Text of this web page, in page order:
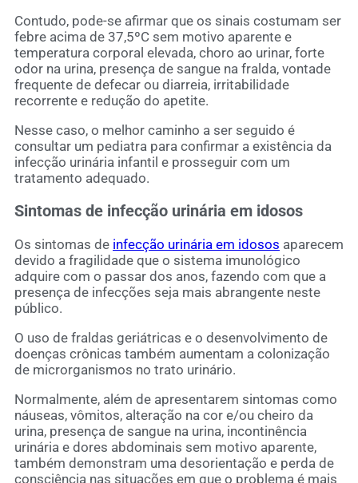
Contudo, pode-se afirmar que os sinais costumam ser
febre acima de 37,5ºC sem motivo aparente e
temperatura corporal elevada, choro ao urinar, forte
odor na urina, presença de sangue na fralda, vontade
frequente de defecar ou diarreia, irritabilidade
recorrente e redução do apetite.
Nesse caso, o melhor caminho a ser seguido é
consultar um pediatra para confirmar a existência da
infecção urinária infantil e prosseguir com um
tratamento adequado.
Sintomas de infecção urinária em idosos
Os sintomas de infecção urinária em idosos aparecem
devido a fragilidade que o sistema imunológico
adquire com o passar dos anos, fazendo com que a
presença de infecções seja mais abrangente neste
público.
O uso de fraldas geriátricas e o desenvolvimento de
doenças crônicas também aumentam a colonização
de microrganismos no trato urinário.
Normalmente, além de apresentarem sintomas como
náuseas, vômitos, alteração na cor e/ou cheiro da
urina, presença de sangue na urina, incontinência
urinária e dores abdominais sem motivo aparente,
também demonstram uma desorientação e perda de
consciência nas situações em que o problema é mais